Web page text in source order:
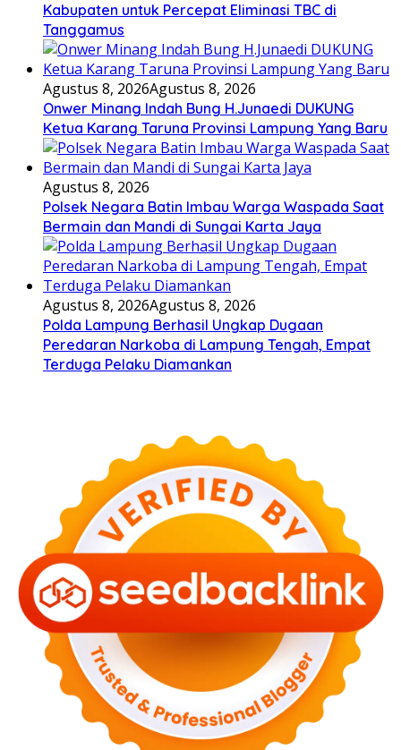
Kabupaten untuk Percepat Eliminasi TBC di
Tanggamus
Agustus 8, 2026Agustus 8, 2026
Onwer Minang Indah Bung H.Junaedi DUKUNG
Ketua Karang Taruna Provinsi Lampung Yang Baru
Agustus 8, 2026
Polsek Negara Batin Imbau Warga Waspada Saat
Bermain dan Mandi di Sungai Karta Jaya
Agustus 8, 2026Agustus 8, 2026
Polda Lampung Berhasil Ungkap Dugaan
Peredaran Narkoba di Lampung Tengah, Empat
Terduga Pelaku Diamankan